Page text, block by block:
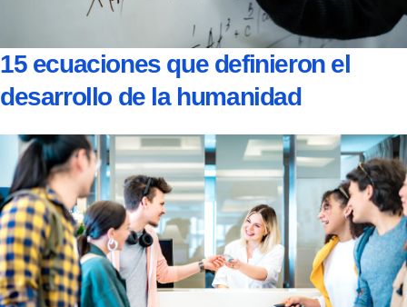
15 ecuaciones que definieron el
desarrollo de la humanidad